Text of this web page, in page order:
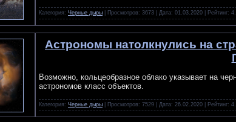
Категория: Черные дыры | Просмотров: 3673 | Дата: 01.03.2020 | Рейтинг:
Астрономы натолкнулись на
Возможно, кольцеобразное облако указывает на
астрономов класс объектов.
Категория: Черные дыры | Просмотров: 7529 | Дата: 26.02.2020 | Рейтинг: